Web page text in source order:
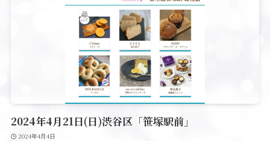
2024年4月21日(日)渋谷区「笹塚駅前」
2024年4月4日